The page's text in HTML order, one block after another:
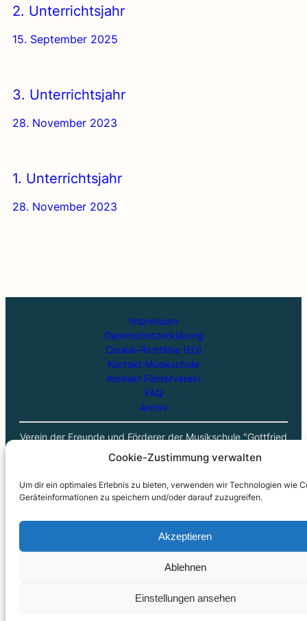
Cookie-Zustimmung verwalten
Um dir ein optimales Erlebnis zu bieten, verwenden wir Technologien wie
Geräteinformationen zu speichern und/oder darauf zuzugreifen.
Akzeptieren
Ablehnen
Einstellungen ansehen
2. Unter­richts­jahr
15. September 2025
3. Unter­richts­jahr
28. November 2023
1. Unter­richts­jahr
28. November 2023
Impressum
Datenschutzerklärung
Cookie-Richtlinie (EU)
Kontakt Musikschule
Kontakt Förderverein
FAQ
Archiv
Verein der Freunde und Förderer der Musikschule "Gottfried
Kirchhoff" Bitterfeld-Wolfen e. V.
Vorsitzender: Hanfried Treffurth | IBAN: DE35 8005 3722
0030 6401 79 | BIC: NOLADE21BTF